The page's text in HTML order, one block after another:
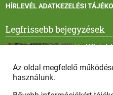
HÍRLEVÉL ADATKEZELÉSI
Legfrissebb bejegyzések
Vadállatok
Az oldal megfelelő
használunk.